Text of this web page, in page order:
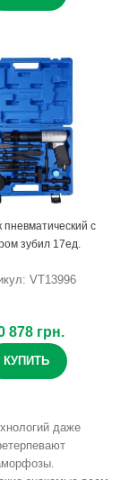
пневматический с
зубил 17ед.
VT13996
878 грн.
КУПИТЬ
даже